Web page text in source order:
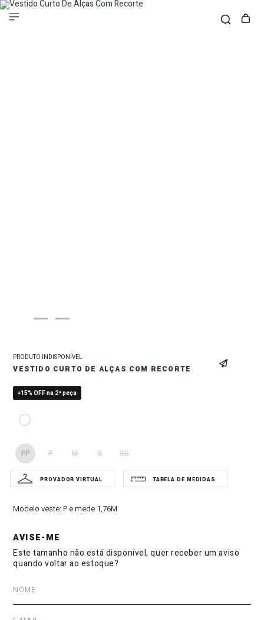
PRODUTO INDISPONÍVEL
VESTIDO CURTO DE ALÇAS COM RECORTE
+15% OFF na 2ª peça
PP P M G GG
Modelo veste: P e mede 1,76M